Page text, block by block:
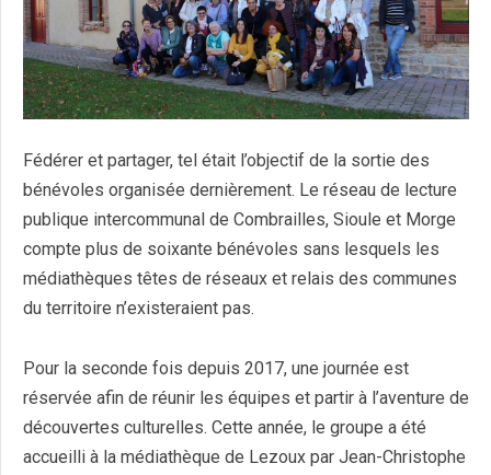
Fédérer et partager, tel était l’objectif de la sortie des
bénévoles organisée dernièrement. Le réseau de lecture
publique intercommunal de Combrailles, Sioule et Morge
compte plus de soixante bénévoles sans lesquels les
médiathèques têtes de réseaux et relais des communes
du territoire n’existeraient pas.
Pour la seconde fois depuis 2017, une journée est
réservée afin de réunir les équipes et partir à l’aventure de
découvertes culturelles. Cette année, le groupe a été
accueilli à la médiathèque de Lezoux par Jean-Christophe